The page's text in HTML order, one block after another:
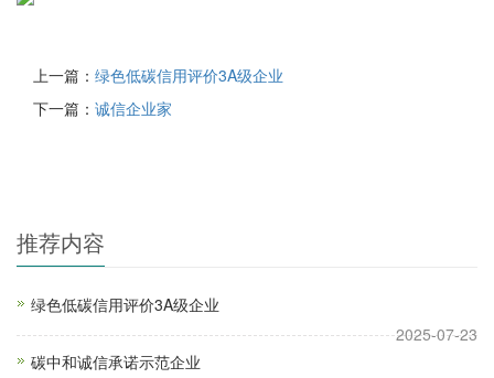
上一篇： 绿色低碳信用评价3A级企业
下一篇： 诚信企业家
推荐内容
绿色低碳信用评价3A级企业
2025-07-23
碳中和诚信承诺示范企业